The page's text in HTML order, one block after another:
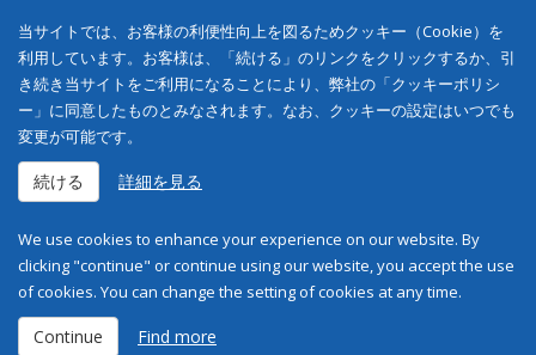
当サイトでは、お客様の利便性向上を図るためクッキー（Cookie）を
利用しています。お客様は、「続ける」のリンクをクリックするか、引
き続き当サイトをご利用になることにより、弊社の「クッキーポリシ
ー」に同意したものとみなされます。なお、クッキーの設定はいつでも
変更が可能です。
続ける 詳細を見る
We use cookies to enhance your experience on our website. By
clicking "continue" or continue using our website, you accept the use
of cookies. You can change the setting of cookies at any time.
Continue Find more